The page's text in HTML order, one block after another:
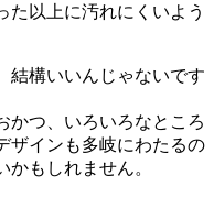
た以上に汚れにくいよう
結構いいんじゃないです
かつ、いろいろなところ
ザインも多岐にわたるの
もしれません。